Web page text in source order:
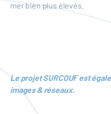
mer bien plus élevés.
Le projet SURCOUF est
images & réseaux.